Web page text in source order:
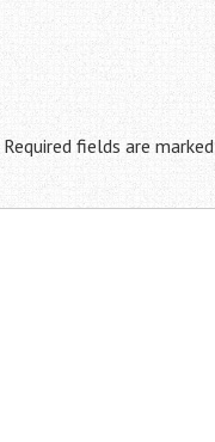
Required fields are marked